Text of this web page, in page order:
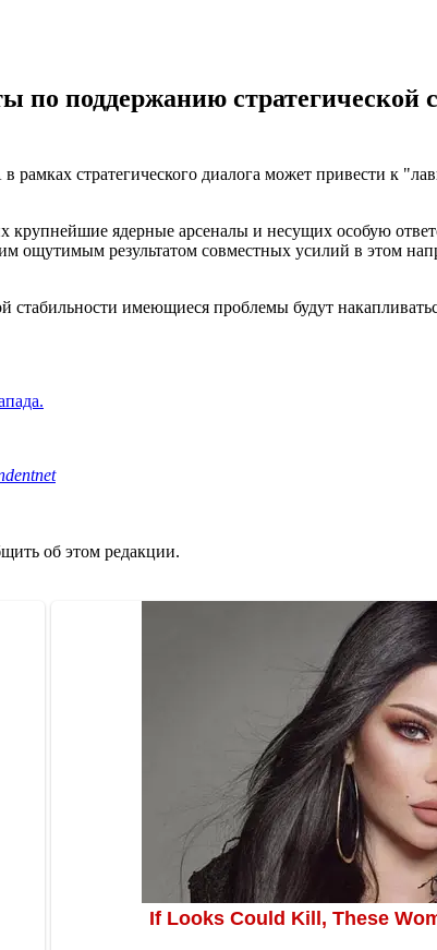
по поддержанию стратегической
стратегического диалога может привести к
ядерные арсеналы и несущих особую
результатом совместных усилий в этом
имеющиеся проблемы будут
об этом редакции.